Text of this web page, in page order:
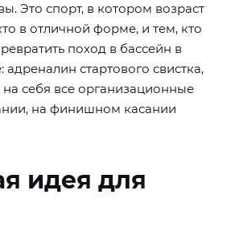
Это спорт, в котором возраст
в отличной форме, и тем, кто
поход в бассейн в
стартового свистка,
себя все организационные
на финишном касании
идея для